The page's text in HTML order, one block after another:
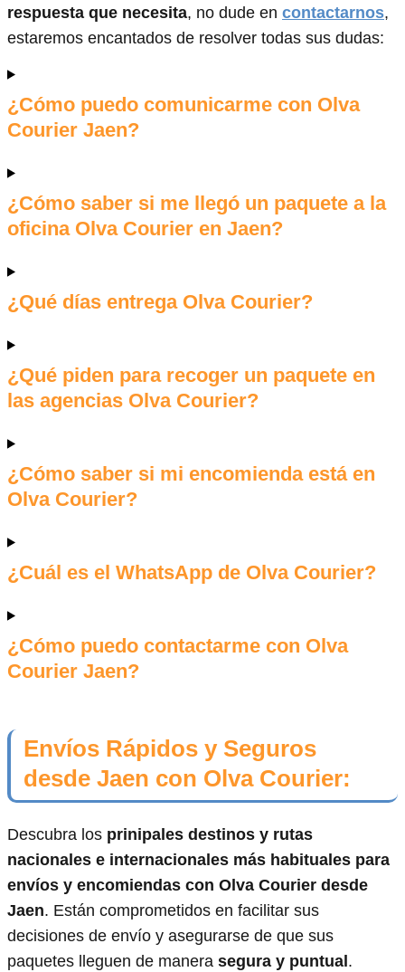
respuesta que necesita, no dude en contactarnos,
estaremos encantados de resolver todas sus dudas:
¿Cómo puedo comunicarme con Olva
Courier Jaen?
¿Cómo saber si me llegó un paquete a la
oficina Olva Courier en Jaen?
¿Qué días entrega Olva Courier?
¿Qué piden para recoger un paquete en
las agencias Olva Courier?
¿Cómo saber si mi encomienda está en
Olva Courier?
¿Cuál es el WhatsApp de Olva Courier?
¿Cómo puedo contactarme con Olva
Courier Jaen?
Envíos Rápidos y Seguros
desde Jaen con Olva Courier:
Descubra los prinipales destinos y rutas
nacionales e internacionales más habituales para
envíos y encomiendas con Olva Courier desde
Jaen. Están comprometidos en facilitar sus
decisiones de envío y asegurarse de que sus
paquetes lleguen de manera segura y puntual .